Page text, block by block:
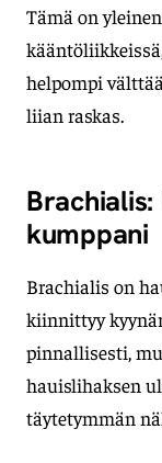
Tämä on
helpompi
liian raskas.
kumppani
Brachialis on
kiinnittyy
pinnallisesti,
hauislihaksen
täytetymmän